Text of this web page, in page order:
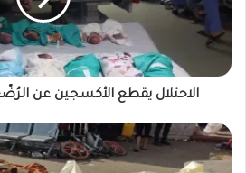
الاحتلال يقطع الأكسجين عن